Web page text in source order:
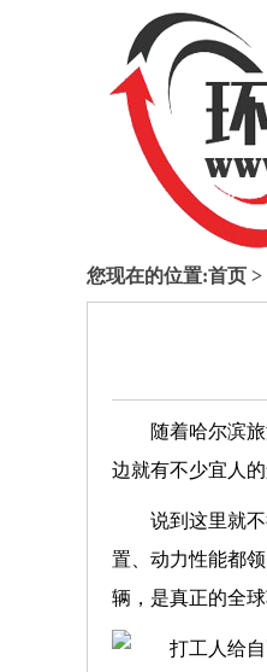
您现在的位置:首页 >
随着哈尔滨
边就有不少宜人
说到这里就
置、动力性能都
辆，是真正的全球